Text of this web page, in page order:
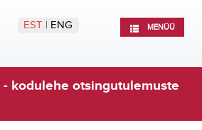
MENÜÜ
EST | ENG
kodulehe otsingutulemuste